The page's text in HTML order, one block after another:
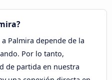
Palmira depende de la
Por lo tanto,
de partida en nuestra